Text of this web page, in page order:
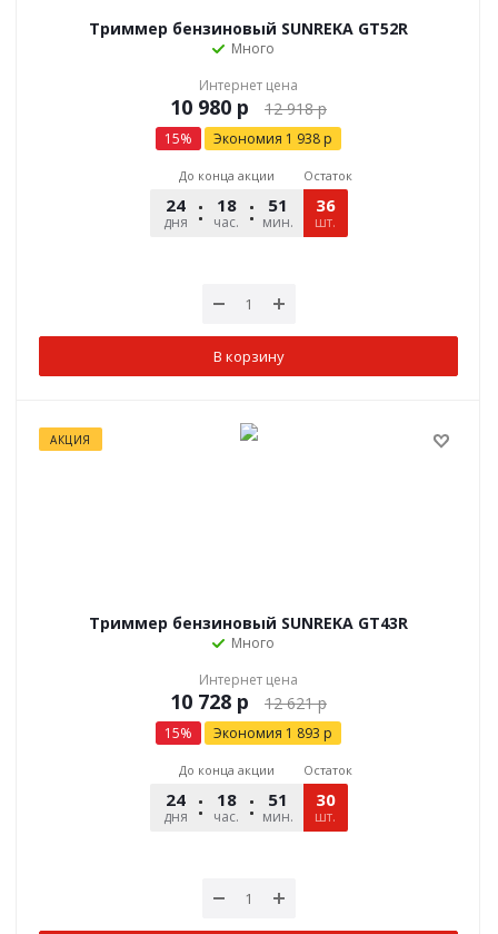
Триммер бензиновый SUNREKA GT52R
Много
Интернет цена
р 12 918р
15% Экономия 1 938 р
До конца акции
24
дня
18
час.
51
мин.
12
сек.
Остаток
36
шт.
В корзину
АКЦИЯ
Триммер бензиновый SUNREKA GT43R
Много
Интернет цена
р 12 621р
15% Экономия 1 893 р
До конца акции
24
дня
18
час.
51
мин.
12
сек.
Остаток
30
шт.